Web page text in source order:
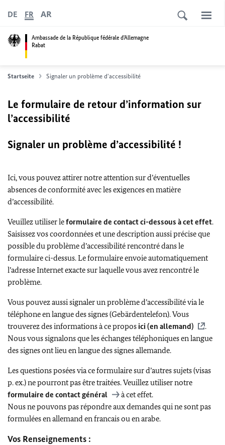
Ambassade de la République fédérale d'Allemagne
Rabat
DE FR AR
Startseite Signaler un problème d'accessibilité
Le formulaire de retour d’information sur
l’accessibilité
Signaler un problème d’accessibilité !
Ici, vous pouvez attirer notre attention sur d’éventuelles
absences de conformité avec les exigences en matière
d’accessibilité.
Veuillez utiliser leformulaire de contact ci-dessous à cet effet.
Saisissez vos coordonnées et une description aussi précise que
possible du problème d’accessibilité rencontré dans le
formulaire ci-dessus. Le formulaire envoie automatiquement
l’adresse Internet exacte sur laquelle vous avez rencontré le
problème.
Vous pouvez aussi signaler un problème d’accessibilité via le
téléphone en langue des signes (Gebärdentelefon). Vous
trouverez des informations à ce propos ici (en allemand)
.
Nous vous signalons que les échanges téléphoniques en langue
des signes ont lieu en langue des signes allemande.
Les questions posées via ce formulaire sur d’autres sujets (visas
p. ex.) ne pourront pas être traitées. Veuillez utiliser notre
formulaire de contact général
à cet effet.
Nous ne pouvons pas répondre aux demandes qui ne sont pas
formulées en allemand en francais ou en arabe.
Vos Renseignements :